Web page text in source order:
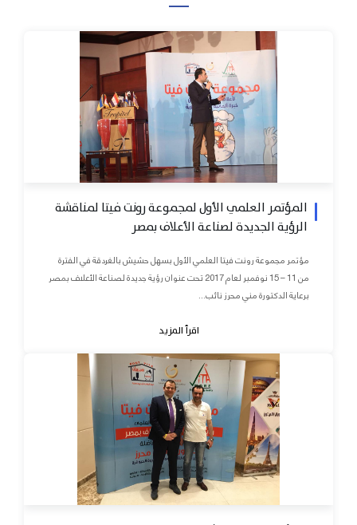
المؤتمر العلمي الأول لمجموعة رونت فيتا لمناقشة
الرؤية الجديدة لصناعة الأعلاف بمصر
مؤتمر مجموعة رونت فيتا العلمي الأول بسهل حشيش بالغردقة في الفترة
من 11 – 15 نوفمبر لعام 2017 تحت عنوان رؤية جديدة لصناعة الأعلاف بمصر
برعاية الدكتورة مني محرز نائب...
اقرأ المزيد